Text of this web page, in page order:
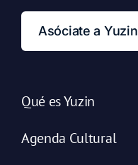
Asóciate a Yuzin
Qué es Yuzin
Agenda Cultural